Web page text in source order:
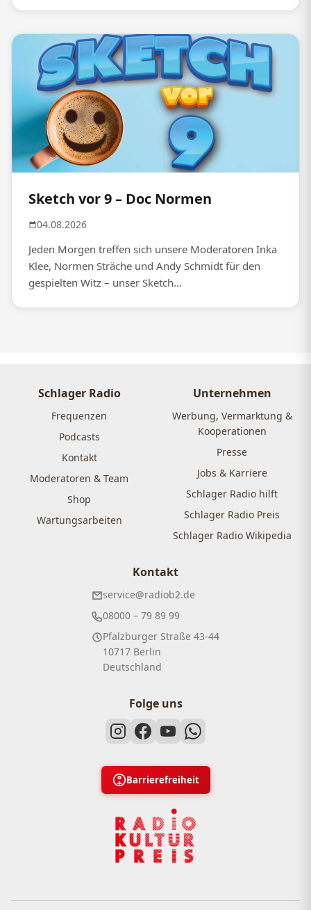
Sketch vor 9 – Doc Normen
04.08.2026
Jeden Morgen treffen sich unsere Moderatoren Inka
Klee, Normen Sträche und Andy Schmidt für den
gespielten Witz – unser Sketch...
Schlager Radio
Frequenzen
Podcasts
Kontakt
Moderatoren & Team
Shop
Wartungsarbeiten
Unternehmen
Werbung, Vermarktung &
Kooperationen
Presse
Jobs & Karriere
Schlager Radio hilft
Schlager Radio Preis
Schlager Radio Wikipedia
Kontakt
service@radiob2.de
08000 – 79 89 99
Pfalzburger Straße 43-44
10717 Berlin
Deutschland
Folge uns
Barrierefreiheit